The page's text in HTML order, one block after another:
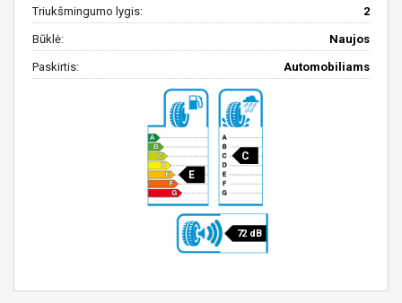
Triukšmingumo lygis: 2
Būklė: Naujos
Paskirtis: Automobiliams
E
C
72 dB